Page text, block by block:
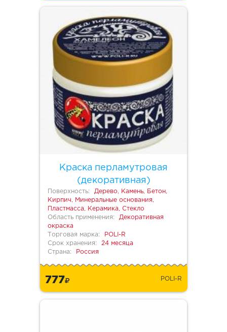
Краска перламутровая
(декоративная)
Поверхность:
Дерево, Камень, Бетон,
Кирпич, Минеральные основания,
Пластмасса, Керамика, Стекло
Область применения:
Декоративная
окраска
Торговая марка:
POLI-R
Срок хранения:
24 месяца
Страна:
Россия
777 POLI-R